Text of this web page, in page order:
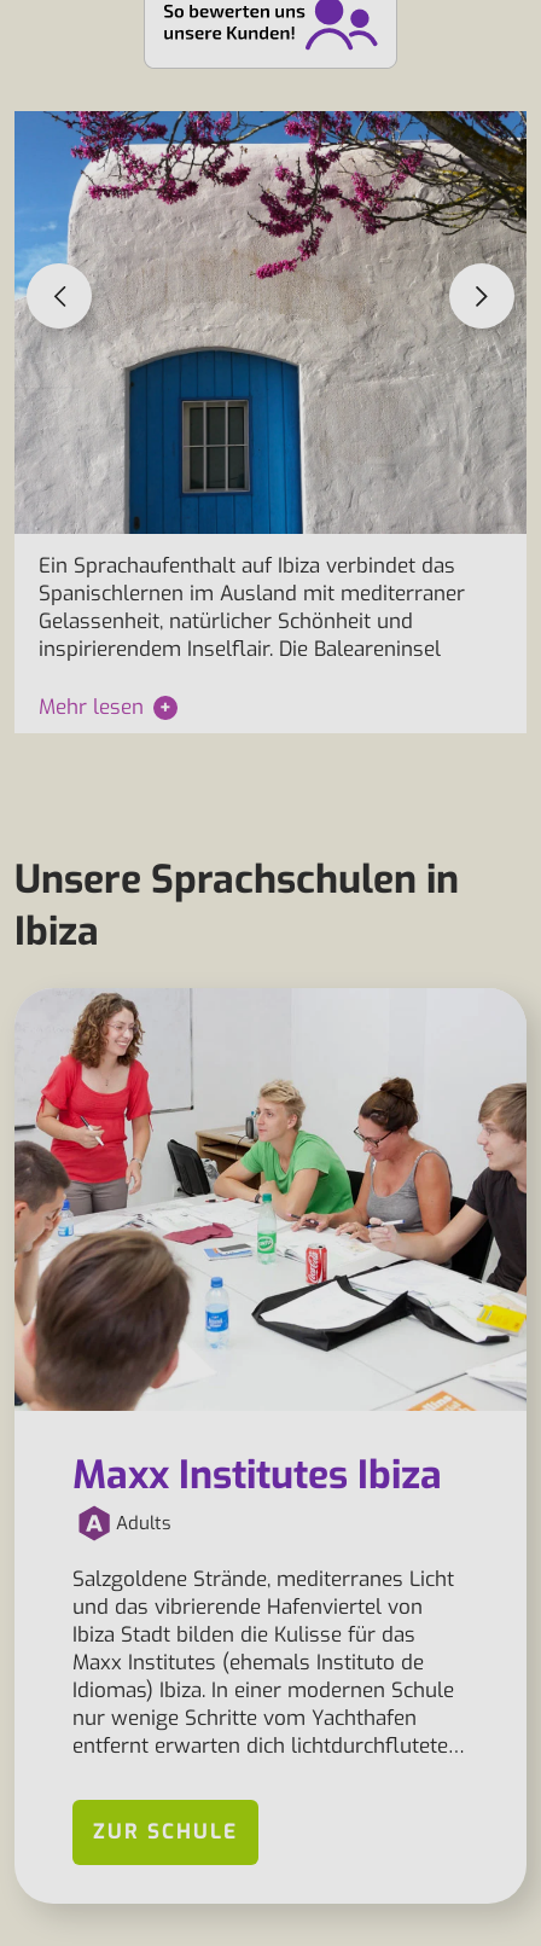
Ein Sprachaufenthalt auf Ibiza verbindet das
Spanischlernen im Ausland mit mediterraner
Gelassenheit, natürlicher Schönheit und
inspirierendem Inselflair. Die Baleareninsel
Mehr lesen +
Unsere Sprachschulen in
Ibiza
Maxx Institutes Ibiza
Adults
Salzgoldene Strände, mediterranes Licht
und das vibrierende Hafenviertel von
Ibiza Stadt bilden die Kulisse für das
Maxx Institutes (ehemals Instituto de
Idiomas) Ibiza. In einer modernen Schule
nur wenige Schritte vom Yachthafen
entfernt erwarten dich lichtdurchflutete…
ZUR SCHULE